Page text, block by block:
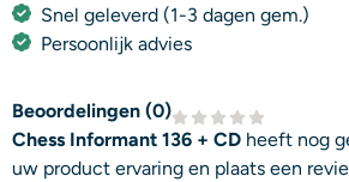
Snel geleverd (1-3 dagen gem.)
Persoonlijk advies
Beoordelingen (0)
Chess Informant 136 + CD heeft nog
uw product ervaring en plaats een